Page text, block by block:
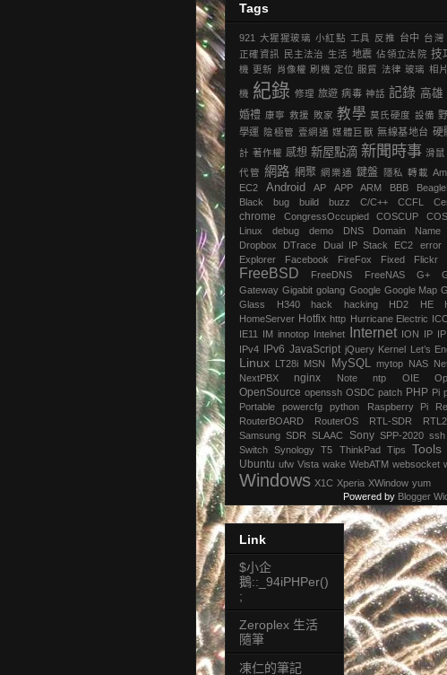
Tags
921 大猩猩玻璃 小紅點 工具 反推 台中 台灣
正確資訊
民主法治 生活 地震 ‎佔領立法院‬ 技
機 更新 肖像權 刷機 定位 服貿 法律 玻璃 相
機 紀錄 修理 旅遊 病毒 神話 記錄 高雄
婚禮 康寧 救援 敗家 教學 莫氏硬度 設備
學運 陰極管 壹網通 媒體巨獸 無線基地台 硬
計 著作權 感想 新屋點滴 新聞時事 滑鼠
代管 網路 網聚 網樂通 鍵盤 隱私 轉載
EC2
Android AP APP ARM BBB
Black
bug build buzz C/C++ CCFL
chrome ‎CongressOccupied COSCUP
Linux
debug demo DNS
Domain Name
Dropbox
DTrace Dual IP Stack EC2
error
Explorer
Facebook FireFox Fixed Flickr
FreeBSD FreeDNS FreeNAS G+
Gateway Gigabit golang Google Google Map
Glass
H340 hack hacking HD2 HE
HomeServer Hotfix http Hurricane Electric
IE11
IM innotop Intelnet Internet ION IP
IPv4
IPv6 JavaScript jQuery Kernel Let’s
Linux LT28i MSN MySQL mytop NAS
NextPBX
nginx Note ntp OIE
OpenSource openssh OSDC patch PHP Pi
Portable
powercfg python Raspberry Pi
RouterBOARD
RouterOS RTL-SDR
Samsung SDR SLAAC Sony SPP-2020 ssh
Switch Synology T5 ThinkPad Tips Tools
Ubuntu ufw Vista wake WebATM websocket
Windows X1C Xperia XWindow yum
Powered by Blogger
Link
$小企
鵝::_94iPHPer()
;
Zeroplex 生活
隨筆
凍仁的筆記